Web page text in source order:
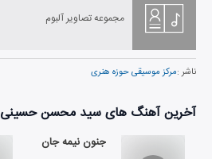
مجموعه تصاویر آلبوم
ناشر :مرکز موسیقی حوزه هنری
آخرین آهنگ های سید محسن حسینی
جنون نیمه جان